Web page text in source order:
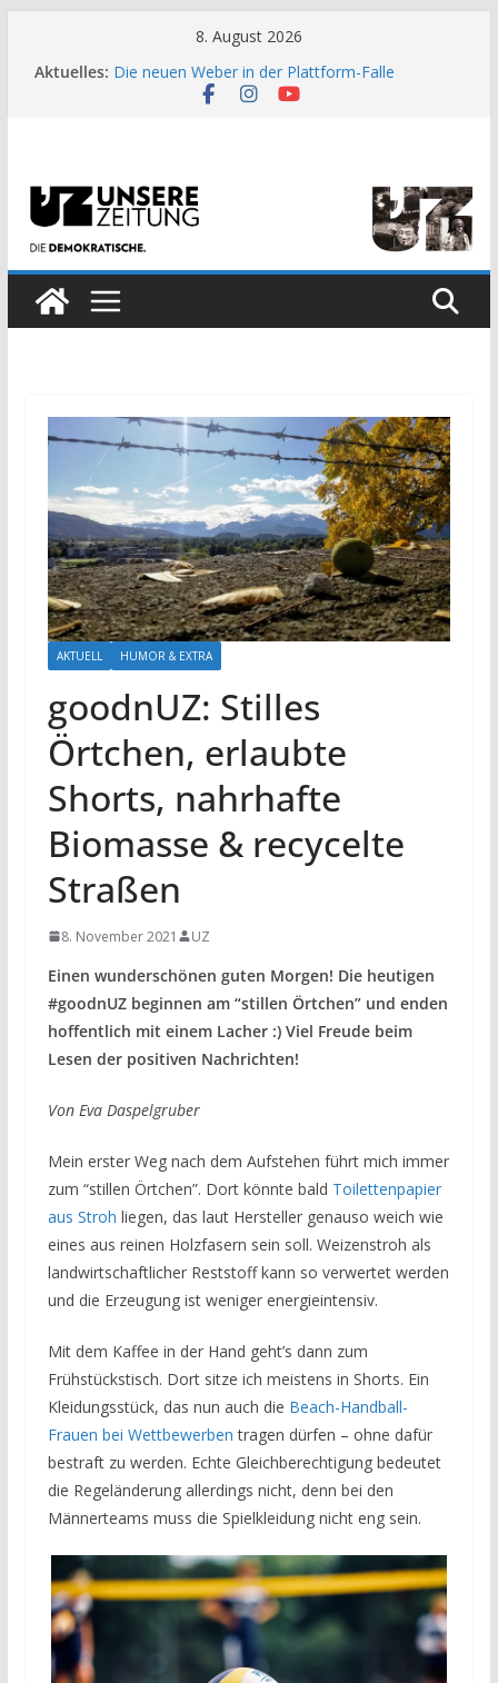
8. August 2026
Aktuelles: Die neuen Weber in der Plattform-Falle
Moment der Woche: Die Heuschrecke
US-Wahl: Arzt aus Detroit besiegt 70-Millionen-
Dollar-Lobby
AKTUELL HUMOR & EXTRA
goodnUZ: Stilles
Örtchen, erlaubte
Shorts, nahrhafte
Biomasse & recycelte
Straßen
8. November 2021 UZ
Einen wunderschönen guten Morgen! Die heutigen
#goodnUZ beginnen am “stillen Örtchen” und enden
hoffentlich mit einem Lacher :) Viel Freude beim
Lesen der positiven Nachrichten!
Von Eva Daspelgruber
Mein erster Weg nach dem Aufstehen führt mich immer
zum “stillen Örtchen”. Dort könnte bald Toilettenpapier
aus Stroh liegen, das laut Hersteller genauso weich wie
eines aus reinen Holzfasern sein soll. Weizenstroh als
landwirtschaftlicher Reststoff kann so verwertet werden
und die Erzeugung ist weniger energieintensiv.
Mit dem Kaffee in der Hand geht’s dann zum
Frühstückstisch. Dort sitze ich meistens in Shorts. Ein
Kleidungsstück, das nun auch die Beach-Handball-
Frauen bei Wettbewerben tragen dürfen – ohne dafür
bestraft zu werden. Echte Gleichberechtigung bedeutet
die Regeländerung allerdings nicht, denn bei den
Männerteams muss die Spielkleidung nicht eng sein.